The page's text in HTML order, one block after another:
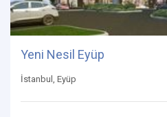
Yeni Nesil Eyüp
İstanbul, Eyüp